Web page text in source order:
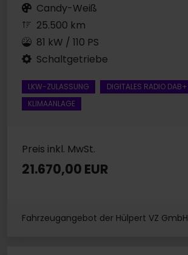
Candy-Weiß
25.500 km
81 kW / 110 PS
Schaltgetriebe
LKW-ZULASSUNG
DIGITALES RADIO DAB+
KLIMAANLAGE
Preis inkl. MwSt.
21.670,00 EUR
Fahrzeugangebot der Hülpert VZ GmbH